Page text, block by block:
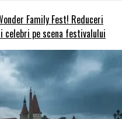
Family Fest! Reduceri
celebri pe scena festivalului